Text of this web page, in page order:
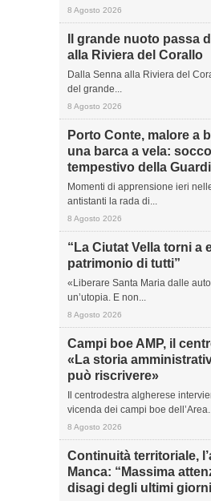
8 Agosto 2026
Il grande nuoto passa
alla Riviera del Corallo
Dalla Senna alla Riviera del
del grande...
8 Agosto 2026
Porto Conte, malore a
una barca a vela:
tempestivo della
Momenti di apprensione ieri
antistanti la rada di...
8 Agosto 2026
“La Ciutat Vella torni a
patrimonio di tutti”
«Liberare Santa Maria dalle
un’utopia. E non...
8 Agosto 2026
Campi boe AMP, il
«La storia
può riscrivere»
Il centrodestra algherese
vicenda dei campi boe
8 Agosto 2026
Continuità territoriale,
Manca: “Massima
disagi degli ultimi